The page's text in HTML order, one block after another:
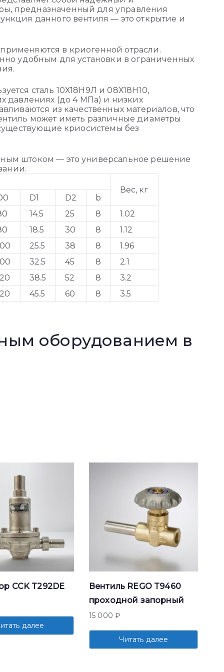
предназначенный для управления
данного вентиля — это открытие и
в криогенной отрасли.
удобным для установки в ограниченных
сталь 10Х18Н9Л и 08Х18Н10,
давлениях (до 4 МПа) и низких
из качественных материалов, что
может иметь различные диаметры
криосистемы без
штоком — это универсальное решение
Вес, кг
D1 D2
b
14.5 25 8
1.02
18.5 30 8
1.12
25.5 38 8
1.96
32.5 45 8
2.1
38.5 52 8
3.2
45.5 60 8 3.5
оборудованием в
CCK T292DE
далее
Вентиль REGO T9460
проходной запорный
15 000₽
Читать далее